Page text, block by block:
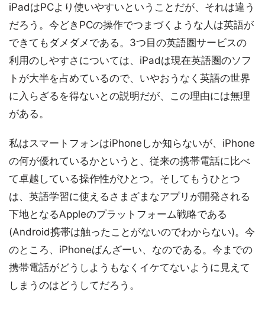
iPadはPCより使いやすいということだが、それは違う
だろう。今どきPCの操作でつまづくような人は英語が
できてもダメダメである。3つ目の英語圏サービスの
利用のしやすさについては、iPadは現在英語圏のソフ
トが大半を占めているので、いやおうなく英語の世界
に入らざるを得ないとの説明だが、この理由には無理
がある。
私はスマートフォンはiPhoneしか知らないが、iPhone
の何が優れているかというと、従来の携帯電話に比べ
て卓越している操作性がひとつ。そしてもうひとつ
は、英語学習に使えるさまざまなアプリが開発される
下地となるAppleのプラットフォーム戦略である
(Android携帯は触ったことがないのでわからない)。今
のところ、iPhoneばんざーい、なのである。今までの
携帯電話がどうしようもなくイケてないように見えて
しまうのはどうしてだろう。